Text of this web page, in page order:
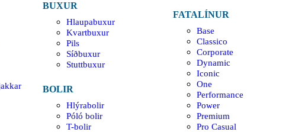
BUXUR
Hlaupabuxur
Kvartbuxur
Pils
Síðbuxur
Stuttbuxur
BOLIR
Hlýrabolir
Póló bolir
T-bolir
FATALÍNUR
Base
Classico
Corporate
Dynamic
Iconic
One
Performance
Power
Premium
Pro Casual